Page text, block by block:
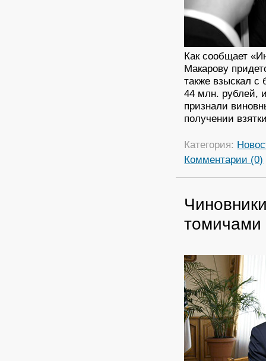
Как сообщает
Макарову
также взыскал с
44 млн. рублей,
признали
получении
Категория:
Комментарии (0)
томичами